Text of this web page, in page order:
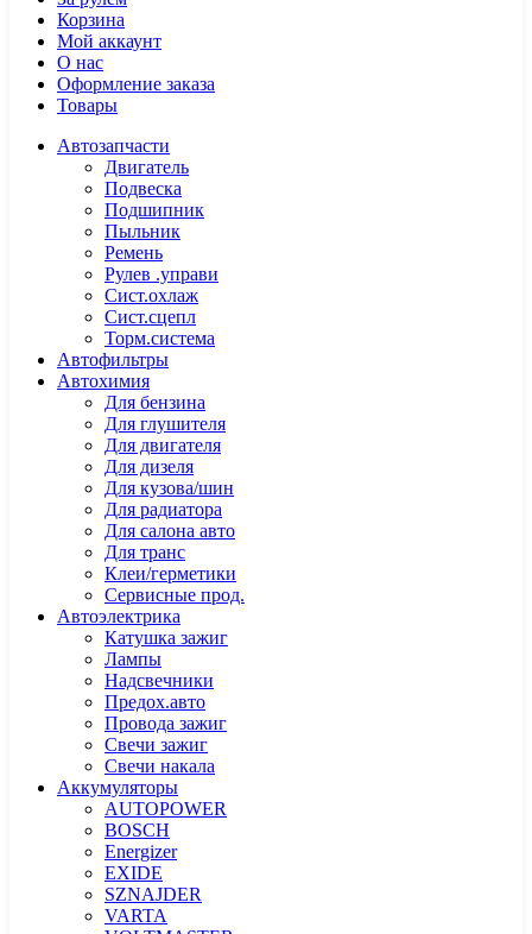
Корзина
Мой аккаунт
О нас
Оформление заказа
Товары
Автозапчасти
Двигатель
Подвеска
Подшипник
Пыльник
Ремень
Рулев .управи
Сист.охлаж
Сист.сцепл
Торм.система
Автофильтры
Автохимия
Для бензина
Для глушителя
Для двигателя
Для дизеля
Для кузова/шин
Для радиатора
Для салона авто
Для транс
Клеи/герметики
Сервисные прод.
Автоэлектрика
Катушка зажиг
Лампы
Надсвечники
Предох.авто
Провода зажиг
Свечи зажиг
Свечи накала
Аккумуляторы
AUTOPOWER
BOSCH
Energizer
EXIDE
SZNAJDER
VARTA